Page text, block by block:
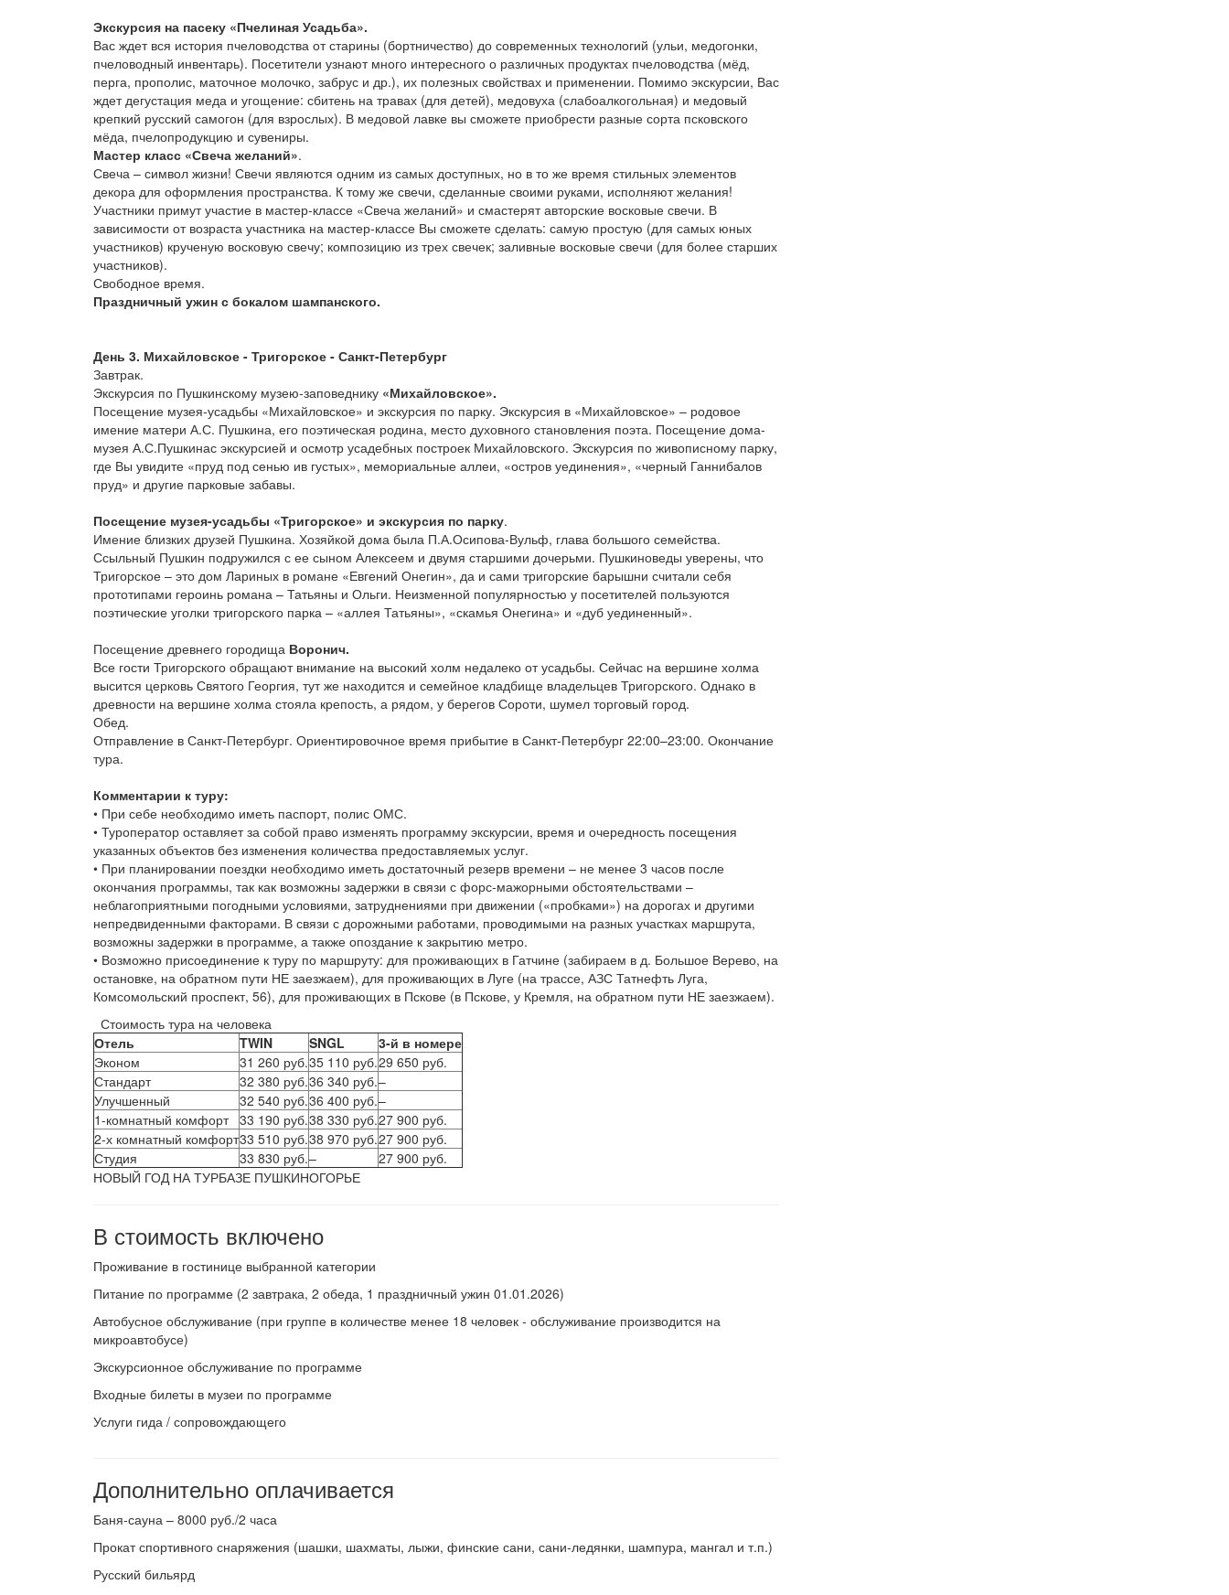
Экскурсия на пасеку «Пчелиная Усадьба».
Вас ждет вся история пчеловодства от старины (бортничество) до современных технологий (ульи, медогонки,
пчеловодный инвентарь). Посетители узнают много интересного о различных продуктах пчеловодства (мёд,
перга, прополис, маточное молочко, забрус и др.), их полезных свойствах и применении. Помимо экскурсии, Вас
ждет дегустация меда и угощение: сбитень на травах (для детей), медовуха (слабоалкогольная) и медовый
крепкий русский самогон (для взрослых). В медовой лавке вы сможете приобрести разные сорта псковского
мёда, пчелопродукцию и сувениры.
Мастер класс «Свеча желаний».
Свеча – символ жизни! Свечи являются одним из самых доступных, но в то же время стильных элементов
декора для оформления пространства. К тому же свечи, сделанные своими руками, исполняют желания!
Участники примут участие в мастер-классе «Свеча желаний» и смастерят авторские восковые свечи. В
зависимости от возраста участника на мастер-классе Вы сможете сделать: самую простую (для самых юных
участников) крученую восковую свечу; композицию из трех свечек; заливные восковые свечи (для более старших
участников).
Свободное время.
Праздничный ужин с бокалом шампанского.
День 3. Михайловское - Тригорское - Санкт-Петербург
Завтрак.
Экскурсия по Пушкинскому музею-заповеднику «Михайловское».
Посещение музея-усадьбы «Михайловское» и экскурсия по парку. Экскурсия в «Михайловское» – родовое
имение матери А.С. Пушкина, его поэтическая родина, место духовного становления поэта. Посещение дома-
музея А.С.Пушкинас экскурсией и осмотр усадебных построек Михайловского. Экскурсия по живописному парку,
где Вы увидите «пруд под сенью ив густых», мемориальные аллеи, «остров уединения», «черный Ганнибалов
пруд» и другие парковые забавы.
Посещение музея-усадьбы «Тригорское» и экскурсия по парку.
Имение близких друзей Пушкина. Хозяйкой дома была П.А.Осипова-Вульф, глава большого семейства.
Ссыльный Пушкин подружился с ее сыном Алексеем и двумя старшими дочерьми. Пушкиноведы уверены, что
Тригорское – это дом Лариных в романе «Евгений Онегин», да и сами тригорские барышни считали себя
прототипами героинь романа – Татьяны и Ольги. Неизменной популярностью у посетителей пользуются
поэтические уголки тригорского парка – «аллея Татьяны», «скамья Онегина» и «дуб уединенный».
Посещение древнего городища Воронич.
Все гости Тригорского обращают внимание на высокий холм недалеко от усадьбы. Сейчас на вершине холма
высится церковь Святого Георгия, тут же находится и семейное кладбище владельцев Тригорского. Однако в
древности на вершине холма стояла крепость, а рядом, у берегов Сороти, шумел торговый город.
Обед.
Отправление в Санкт-Петербург. Ориентировочное время прибытие в Санкт-Петербург 22:00–23:00. Окончание
тура.
Комментарии к туру:
• При себе необходимо иметь паспорт, полис ОМС.
• Туроператор оставляет за собой право изменять программу экскурсии, время и очередность посещения
указанных объектов без изменения количества предоставляемых услуг.
• При планировании поездки необходимо иметь достаточный резерв времени – не менее 3 часов после
окончания программы, так как возможны задержки в связи с форс-мажорными обстоятельствами –
неблагоприятными погодными условиями, затруднениями при движении («пробками») на дорогах и другими
непредвиденными факторами. В связи с дорожными работами, проводимыми на разных участках маршрута,
возможны задержки в программе, а также опоздание к закрытию метро.
• Возможно присоединение к туру по маршруту: для проживающих в Гатчине (забираем в д. Большое Верево, на
остановке, на обратном пути НЕ заезжаем), для проживающих в Луге (на трассе, АЗС Татнефть Луга,
Комсомольский проспект, 56), для проживающих в Пскове (в Пскове, у Кремля, на обратном пути НЕ заезжаем).
Стоимость тура на человека
Отель
TWIN SNGL
3-й в номере
Эконом
31 260 руб.35 110 руб.29 650 руб.
Стандарт
32 380 руб.36 340 руб.–
Улучшенный
32 540 руб.36 400 руб.–
1-комнатный комфорт 33 190 руб.38 330 руб.27 900 руб.
2-х комнатный комфорт33 510 руб.38 970 руб.27 900 руб.
Студия
33 830 руб.–
27 900 руб.
НОВЫЙ ГОД НА ТУРБАЗЕ ПУШКИНОГОРЬЕ
В стоимость включено
Проживание в гостинице выбранной категории
Питание по программе (2 завтрака, 2 обеда, 1 праздничный ужин 01.01.2026)
Автобусное обслуживание (при группе в количестве менее 18 человек - обслуживание производится на
микроавтобусе)
Экскурсионное обслуживание по программе
Входные билеты в музеи по программе
Услуги гида / сопровождающего
Дополнительно оплачивается
Баня-сауна – 8000 руб./2 часа
Прокат спортивного снаряжения (шашки, шахматы, лыжи, финские сани, сани-ледянки, шампура, мангал и т.п.)
Русский бильярд